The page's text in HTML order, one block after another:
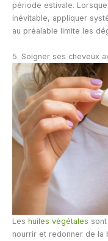
période estivale. Lorsque
inévitable, appliquer
au préalable limite les
5. Soigner ses cheveux
Les huiles végétales
nourrir et redonner de la